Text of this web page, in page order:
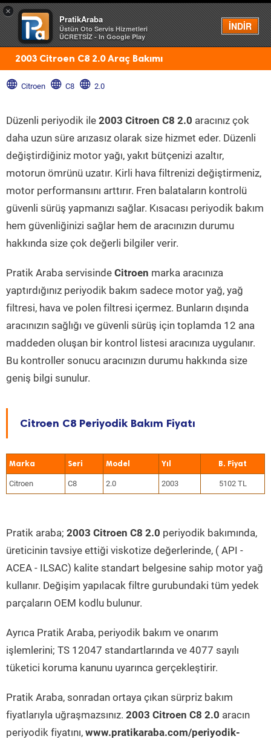
×
PratikAraba
Üstün Oto Servis Hizmetleri
ÜCRETSİZ - In Google Play
İNDİR
Menü
2003 Citroen C8 2.0 Araç Bakımı
Citroen C8 2.0
Düzenli periyodik ile 2003 Citroen C8 2.0 aracınız çok
daha uzun süre arızasız olarak size hizmet eder. Düzenli
değiştirdiğiniz motor yağı, yakıt bütçenizi azaltır,
motorun ömrünü uzatır. Kirli hava filtrenizi değiştirmeniz,
motor performansını arttırır. Fren balataların kontrolü
güvenli sürüş yapmanızı sağlar. Kısacası periyodik bakım
hem güvenliğinizi sağlar hem de aracınızın durumu
hakkında size çok değerli bilgiler verir.
Pratik Araba servisinde Citroen marka aracınıza
yaptırdığınız periyodik bakım sadece motor yağ, yağ
filtresi, hava ve polen filtresi içermez. Bunların dışında
aracınızın sağlığı ve güvenli sürüş için toplamda 12 ana
maddeden oluşan bir kontrol listesi aracınıza uygulanır.
Bu kontroller sonucu aracınızın durumu hakkında size
geniş bilgi sunulur.
Citroen C8 Periyodik Bakım Fiyatı
Marka Seri Model Yıl
Citroen C8 2.0 2003 5102 TL
Pratik araba; 2003 Citroen C8 2.0 periyodik bakımında,
üreticinin tavsiye ettiği viskotize değerlerinde, ( API -
ACEA - ILSAC) kalite standart belgesine sahip motor yağ
kullanır. Değişim yapılacak filtre gurubundaki tüm yedek
parçaların OEM kodlu bulunur.
Ayrıca Pratik Araba, periyodik bakım ve onarım
işlemlerini; TS 12047 standartlarında ve 4077 sayılı
tüketici koruma kanunu uyarınca gerçekleştirir.
Pratik Araba, sonradan ortaya çıkan sürpriz bakım
fiyatlarıyla uğraşmazsınız. 2003 Citroen C8 2.0 aracın
periyodik fiyatını, www.pratikaraba.com/periyodik-